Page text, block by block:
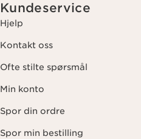
Kundeservice
Hjelp
Kontakt oss
Ofte stilte spørsmål
Min konto
Spor din ordre
Spor min bestilling